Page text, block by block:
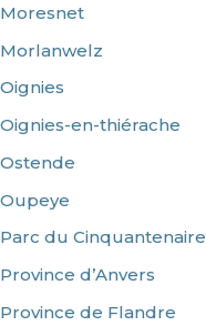
Moresnet
Morlanwelz
Oignies
Oignies-en-thiérache
Ostende
Oupeye
Parc du Cinquantenaire
Province d’Anvers
Province de Flandre